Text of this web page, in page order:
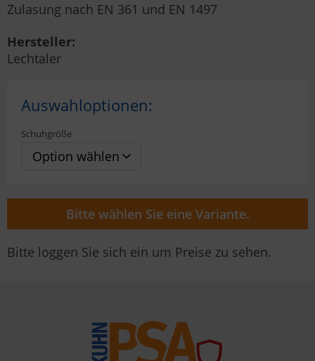
Zulasung nach EN 361 und EN 1497
Hersteller:
Lechtaler
Auswahloptionen:
Schuhgröße
Bitte wählen Sie eine Variante.
Bitte loggen Sie sich ein um Preise zu sehen.